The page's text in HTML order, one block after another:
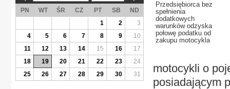
Przedsiębiorca bez
spełnienia
dodatkowych
warunków odzyska
połowę podatku od
zakupu motocykla
motocykli o
posiadającym
PN WT ŚR CZ PT SB
ND
1
2
3
4
5 6 7 8 9
10
11
12 13 14 15 16
17
18
19 20 21 22 23
24
25
26 27 28 29 30 31